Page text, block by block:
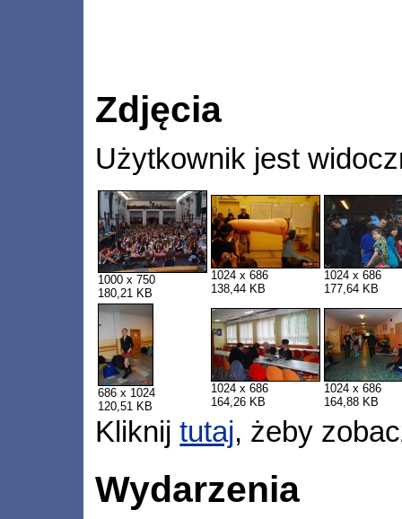
Zdjęcia
Użytkownik jest
1000 x 750
180,21 KB
1024 x 686
138,44 KB
1024 x 686
177,64 KB
686 x 1024
120,51 KB
1024 x 686
164,26 KB
1024 x 686
164,88 KB
Kliknijtutaj, żeby
Wydarzenia